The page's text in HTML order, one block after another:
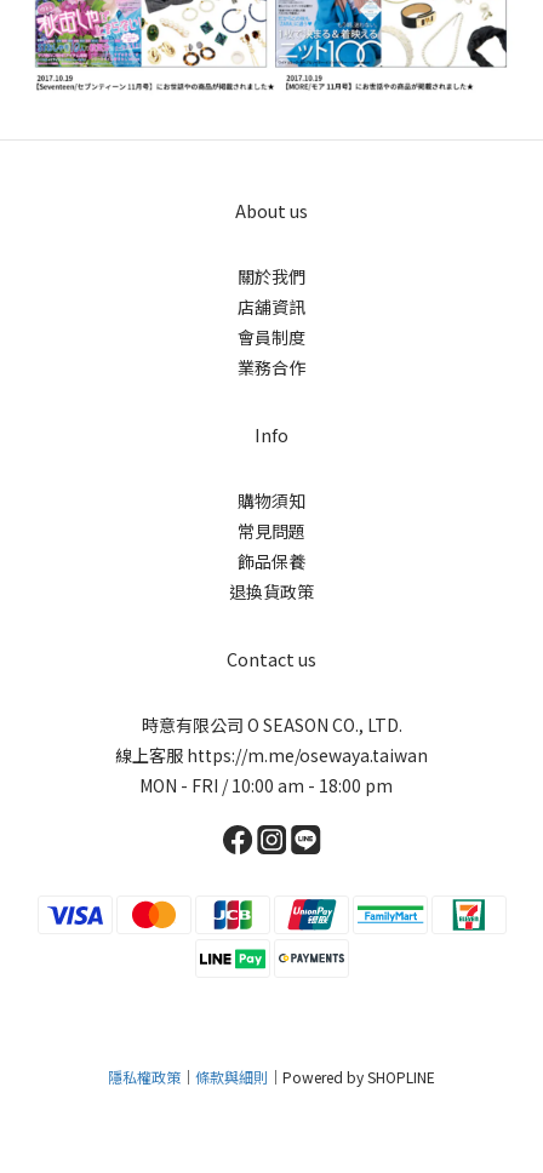
About us
關於我們
店舖資訊
會員制度
業務合作
Info
購物須知
常見問題
飾品保養
退換貨政策
Contact us
時意有限公司 O SEASON CO., LTD.
線上客服 https://m.me/osewaya.taiwan
MON - FRI / 10:00 am - 18:00 pm
隱私權政策 ｜ 條款與細則 ｜Powered by SHOPLINE